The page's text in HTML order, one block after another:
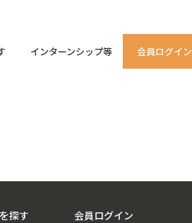
インターンシップ等 会員ログイン
探す 会員ログイン